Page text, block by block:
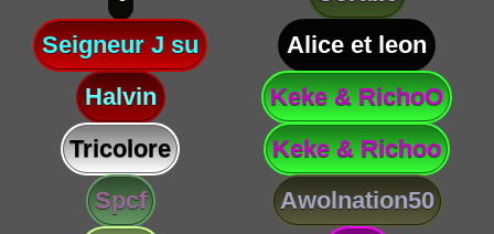
Seigneur J su
Alice et leon
Halvin
Keke & RichoO
Tricolore
Keke & Richoo
Spcf
Awolnation50